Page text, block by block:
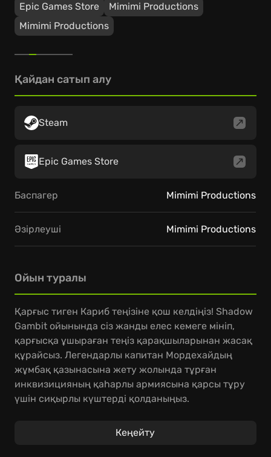
Epic Games Store
Mimimi Productions
Mimimi Productions
Ойын туралы
Қарғыс тиген Кариб теңізіне қош келдіңіз! Shadow
Gambit ойынында сіз жанды елес кемеге мініп,
қарғысқа ұшыраған теңіз қарақшыларынан жасақ
құрайсыз. Легендарлы капитан Мордехайдың
жұмбақ қазынасына жету жолында тұрған
инквизицияның қаһарлы армиясына қарсы тұру
үшін сиқырлы күштерді қолданыңыз.
Осы жасырын стратегиялық ойында сіздің
Кеңейту
Қайдан сатып алу
Steam
Epic Games Store
Баспагер Mimimi Productions
Әзірлеуші Mimimi Productions